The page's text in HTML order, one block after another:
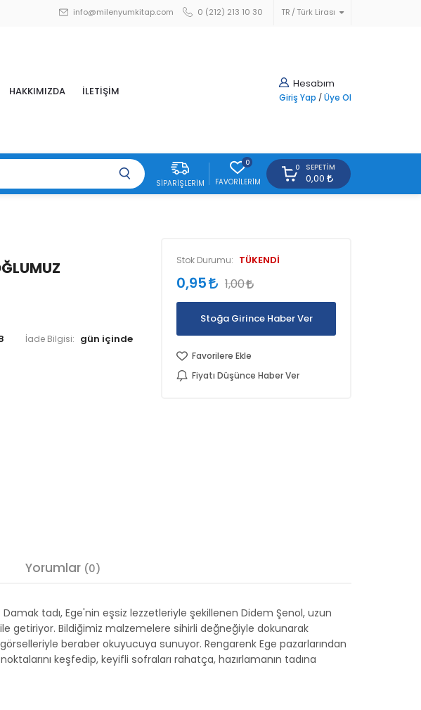
TR Türk Lirası
info@milenyumkitap.com 0 (212) 213 10 30
Hesabım
Giriş Yap / Üye Ol
HAKKIMIZDA İLETİŞİM
SIPARIŞLERIM
0
FAVORILERIM
0 SEPETIM
0,00
İade Bilgisi:
Stok Durumu: TÜKENDİ
0,95 1,00
Stoğa Girince Haber Ver
Favorilere Ekle
Fiyatı Düşünce Haber Ver
Yorumlar (0)
tadı, Ege'nin eşsiz lezzetleriyle şekillenen Didem Şenol, uzun
getiriyor. Bildiğimiz malzemelere sihirli değneğiyle dokunarak
beraber okuyucuya sunuyor. Rengarenk Ege pazarlarından
keşfedip, keyifli sofraları rahatça, hazırlamanın tadına